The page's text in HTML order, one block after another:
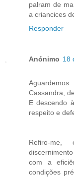
palram de
a criancices
Responder
Anónimo 18
Cassandra,
E descendo
respeito e
Refiro-
com a
condições